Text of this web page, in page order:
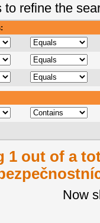
to refine the
1 out of a
Now